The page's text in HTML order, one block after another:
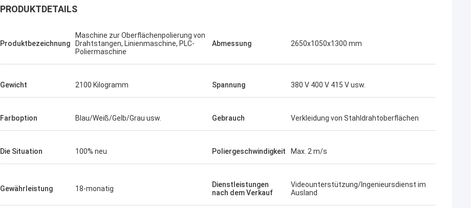
PRODUKTDETAILS
Produktbezeichnung
Maschine zur Oberflächenpolierung von
Drahtstangen, Linienmaschine, PLC-
Poliermaschine
Abmessung 2650x1050x1300 mm
Gewicht 2100 Kilogramm Spannung 380 V 400 V 415 V usw.
Farboption Blau/Weiß/Gelb/Grau usw. Gebrauch Verkleidung von Stahldrahtoberflächen
Die Situation 100% neu Poliergeschwindigkeit Max. 2 m/s
Gewährleistung 18-monatig
Dienstleistungen
nach dem Verkauf
Videounterstützung/Ingenieursdienst im
Ausland